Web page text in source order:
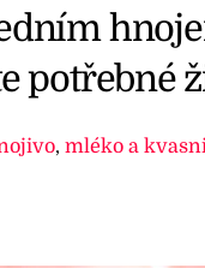
potřebné
,mléko a